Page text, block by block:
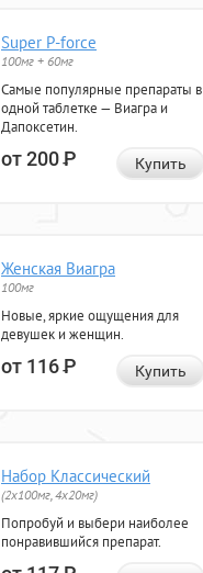
Super P-force
100мг + 60мг
Самые популярные препараты в
одной таблетке — Виагра и
Дапоксетин.
от 200Р Купить
Женская Виагра
100мг
Новые, яркие ощущения для
девушек и женщин.
от 116Р Купить
Набор Классический
(2x100мг, 4x20мг)
Попробуй и выбери наиболее
понравившийся препарат.